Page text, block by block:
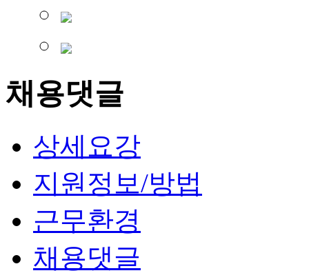
채용댓글
상세요강
지원정보/방법
근무환경
채용댓글